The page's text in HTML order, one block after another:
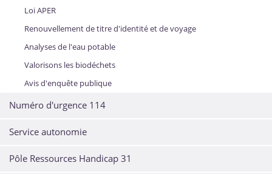
Loi APER
Renouvellement de titre d'identité et de voyage
Analyses de l'eau potable
Valorisons les biodéchets
Avis d'enquête publique
Numéro d'urgence 114
Service autonomie
Pôle Ressources Handicap 31